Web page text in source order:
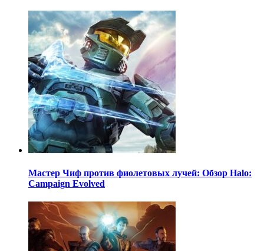
Мастер Чиф против фиолетовых лучей: Обзор Halo:
Campaign Evolved